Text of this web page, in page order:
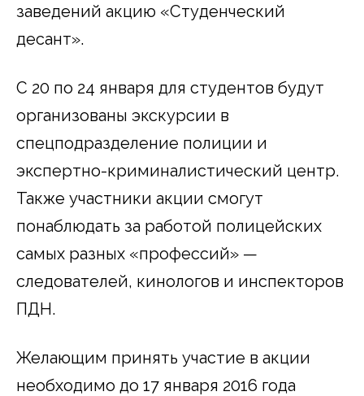
заведений акцию «Студенческий
десант».
С 20 по 24 января для студентов будут
организованы экскурсии в
спецподразделение полиции и
экспертно-криминалистический центр.
Также участники акции смогут
понаблюдать за работой полицейских
самых разных «профессий» —
следователей, кинологов и инспекторов
ПДН.
Желающим принять участие в акции
необходимо до 17 января 2016 года